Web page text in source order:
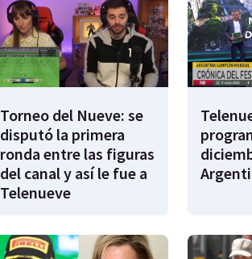
Torneo del Nueve: se
disputó la primera
ronda entre las figuras
del canal y así le fue a
Telenueve